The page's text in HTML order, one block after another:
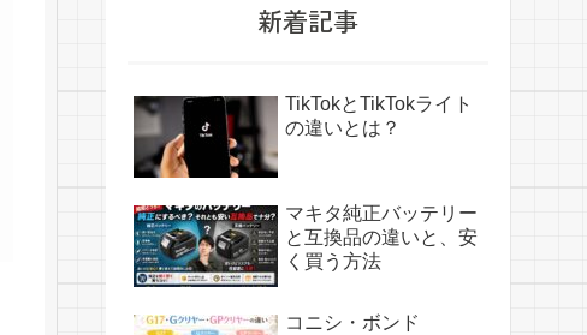
新着記事
TikTokとTikTokライト
の違いとは？
マキタ純正バッテリー
と互換品の違いと、安
く買う方法
コニシ・ボンド